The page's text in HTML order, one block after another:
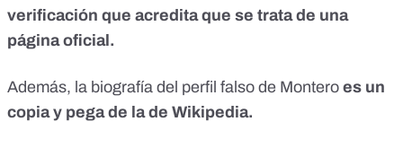
verificación que acredita que se trata de una
página oficial.
Además, la biografía del perfil falso de Montero es un
copia y pegade la de Wikipedia.